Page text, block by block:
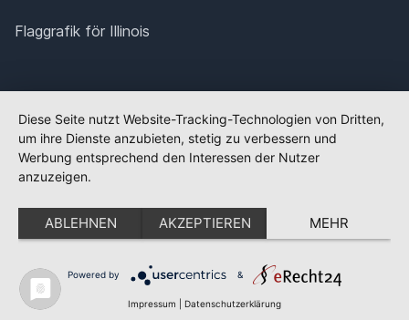
Flaggrafik för Illinois
Diese Seite nutzt Website-Tracking-Technologien von Dritten,
um ihre Dienste anzubieten, stetig zu verbessern und
Werbung entsprechend den Interessen der Nutzer
anzuzeigen.
ABLEHNEN AKZEPTIEREN MEHR
Powered by &
Impressum Datenschutzerklärung